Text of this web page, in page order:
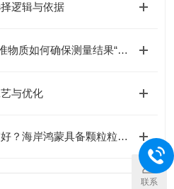
逻辑与依据
揭秘实验室“校准密码“：标准物质如何确保测量结果“毫厘不差“
与优化
国产粒度标准物质厂家哪家好？海岸鸿蒙具备颗粒粒度、颗粒计数标准物质全套研制能力
联系